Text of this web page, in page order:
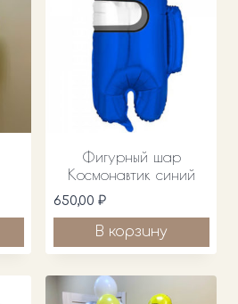
Фигурный шар
Космонавтик синий
650,00 ₽
В корзину